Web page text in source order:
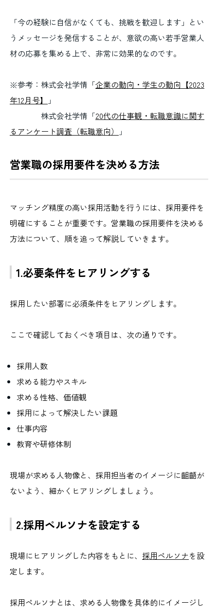
「今の経験に自信がなくても、挑戦を歓迎します」とい
うメッセージを発信することが、意欲の高い若手営業人
材の応募を集める上で、非常に効果的なのです。
※参考：株式会社学情「企業の動向・学生の動向【2023
年12月号】
」
株式会社学情「20代の仕事観・転職意識に関す
るアンケート調査（転職意向）
」
営業職の採用要件を決める方法
マッチング精度の高い採用活動を行うには、採用要件を
明確にすることが重要です。営業職の採用要件を決める
方法について、順を追って解説していきます。
1.必要条件をヒアリングする
採用したい部署に必須条件をヒアリングします。
ここで確認しておくべき項目は、次の通りです。
採用人数
求める能力やスキル
求める性格、価値観
採用によって解決したい課題
仕事内容
教育や研修体制
現場が求める人物像と、採用担当者のイメージに齟齬が
ないよう、細かくヒアリングしましょう。
2.採用ペルソナを設定する
現場にヒアリングした内容をもとに、 採用ペルソナを設
定します。
採用ペルソナとは、求める人物像を具体的にイメージし